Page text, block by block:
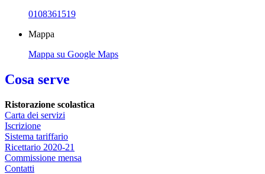
0108361519
Mappa
Mappa su Google Maps
Cosa serve
Ristorazione scolastica
Carta dei servizi
Iscrizione
Sistema tariffario
Ricettario 2020-21
​​​​​​Commissione mensa
Contatti